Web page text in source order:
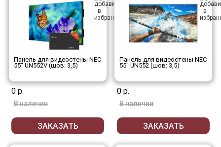
Панель для видеостены NEC
55" UN552V (шов: 3,5)
0 р.
В наличии
ЗАКАЗАТЬ
Панель для видеостены NEC
55" UN552 (шов: 3,5)
0 р.
В наличии
ЗАКАЗАТЬ